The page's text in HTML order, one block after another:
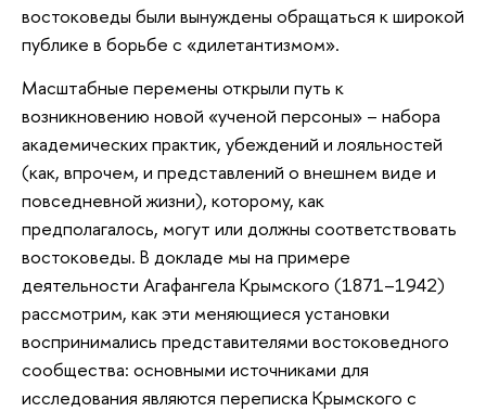
востоковеды были вынуждены обращаться к широкой
публике в борьбе с «дилетантизмом».
Масштабные перемены открыли путь к
возникновению новой «ученой персоны» – набора
академических практик, убеждений и лояльностей
(как, впрочем, и представлений о внешнем виде и
повседневной жизни), которому, как
предполагалось, могут или должны соответствовать
востоковеды. В докладе мы на примере
деятельности Агафангела Крымского (1871–1942)
рассмотрим, как эти меняющиеся установки
воспринимались представителями востоковедного
сообщества: основными источниками для
исследования являются переписка Крымского с